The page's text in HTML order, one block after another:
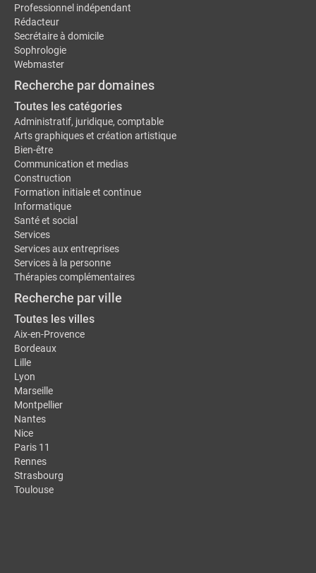
Professionnel indépendant
Rédacteur
Secrétaire à domicile
Sophrologie
Webmaster
Recherche par domaines
Toutes les catégories
Administratif, juridique, comptable
Arts graphiques et création artistique
Bien-être
Communication et medias
Construction
Formation initiale et continue
Informatique
Santé et social
Services
Services aux entreprises
Services à la personne
Thérapies complémentaires
Recherche par ville
Toutes les villes
Aix-en-Provence
Bordeaux
Lille
Lyon
Marseille
Montpellier
Nantes
Nice
Paris 11
Rennes
Strasbourg
Toulouse